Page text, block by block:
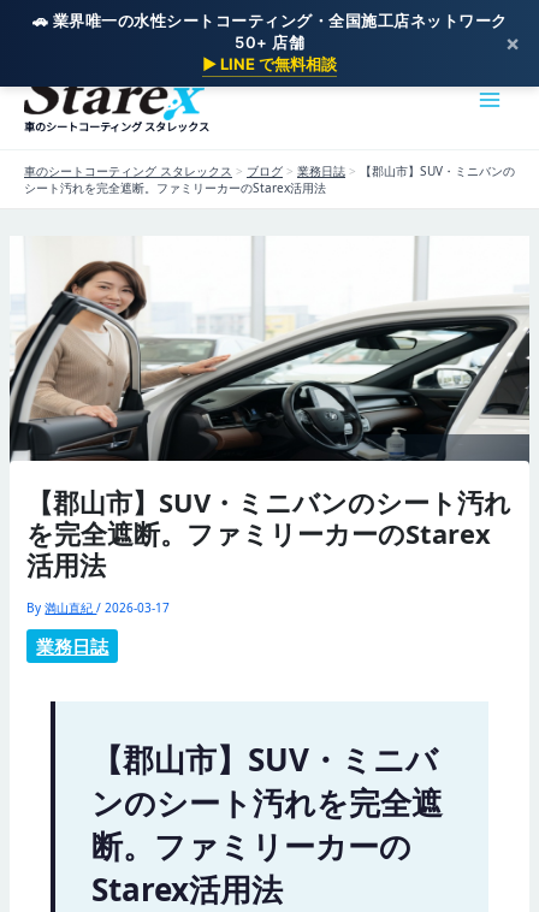
🚗 業界唯一の水性シートコーティング・全国施工店ネットワーク
50+ 店舗
▶ LINE で無料相談
×
容
車のシートコーティング スタレックス
車のシートコーティング スタレックス > ブログ > 業務日誌 >
【郡山市】SUV・ミニバンの
シート汚れを完全遮断。ファミリーカーのStarex活用法
【郡山市】SUV・ミニバンのシート汚れ
を完全遮断。ファミリーカーのStarex
活用法
By満山直紀/2026-03-17
業務日誌
【郡山市】SUV・ミニバ
ンのシート汚れを完全遮
断。ファミリーカーの
Starex活用法